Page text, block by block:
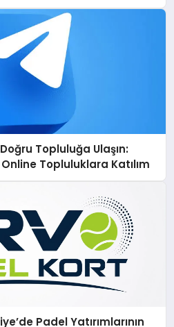
Topluluğa Ulaşın:
Topluluklara Katılım
Padel Yatırımlarının